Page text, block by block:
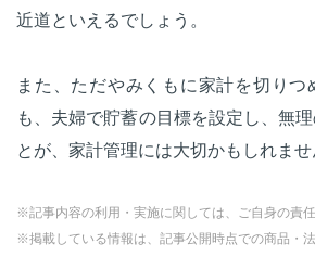
近道といえるでしょう。
また、ただやみくもに家計を切りつ
も、夫婦で貯蓄の目標を設定し、無
とが、家計管理には大切かもしれませ
※記事内容の利用・実施に関しては、ご自身の責
※掲載している情報は、記事公開時点での商品・